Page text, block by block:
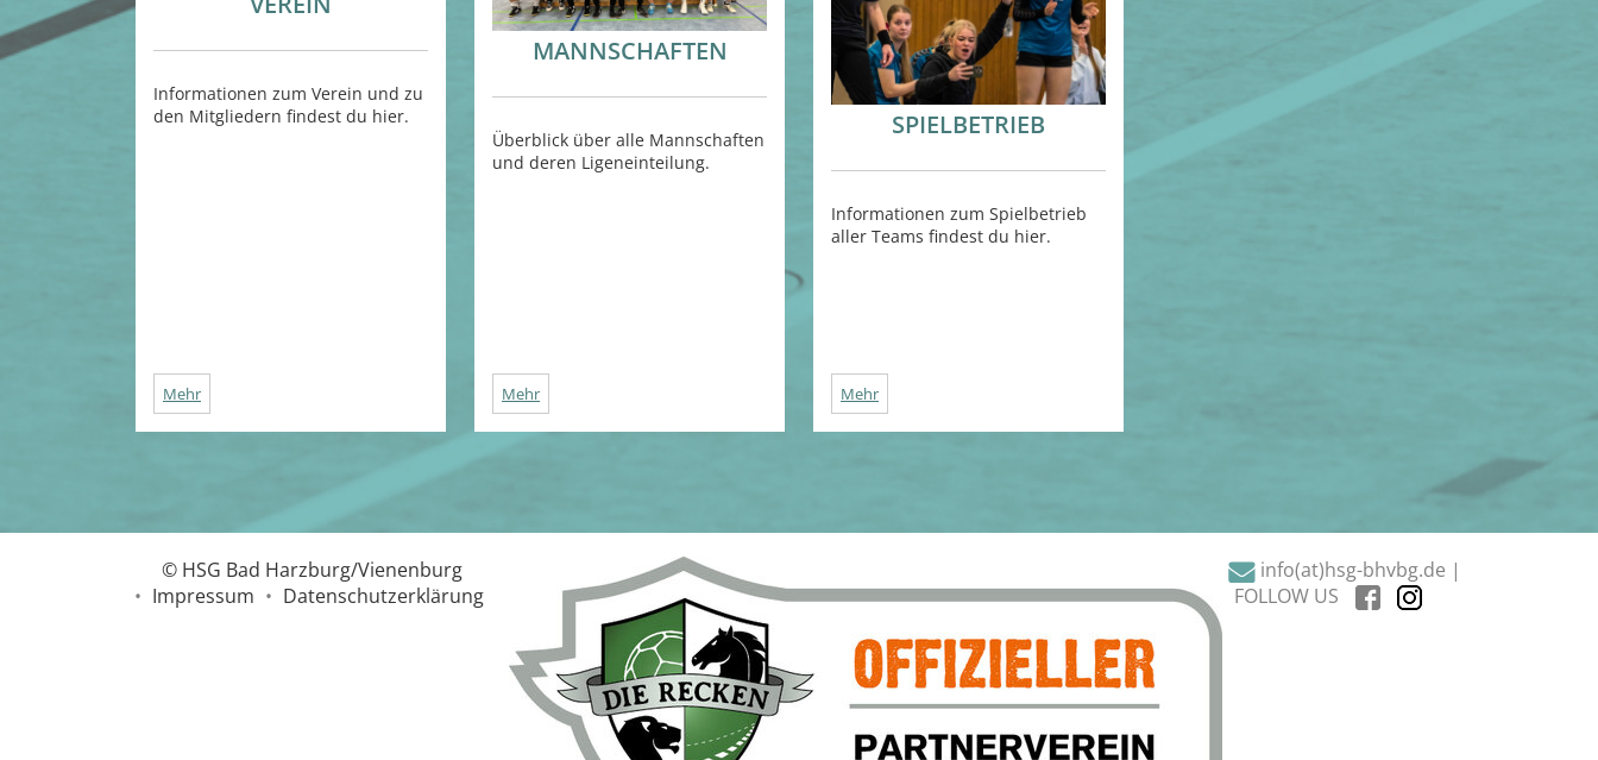
Informationen zum Verein und zu
den Mitgliedern findest du hier.
Mehr
MANNSCHAFTEN
Überblick über alle Mannschaften
und deren Ligeneinteilung.
Mehr
SPIELBETRIEB
Informationen zum Spielbetrieb
aller Teams findest du hier.
Mehr
© HSG Bad Harzburg/Vienenburg
• Impressum • Datenschutzerklärung
info(at)hsg-bhvbg.de |
FOLLOW US